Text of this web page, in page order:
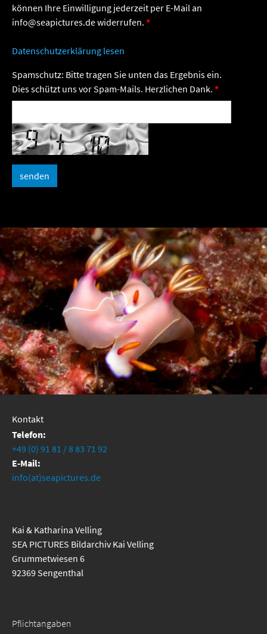
können Ihre Einwilligung jederzeit per E-Mail an
info@seapictures.de widerrufen.
Datenschutzerklärung lesen
Spamschutz: Bitte tragen Sie unten das Ergebnis ein.
Dies schützt uns vor Spam-Mails. Herzlichen Dank.
Kontakt
Telefon:
+49 (0) 91 81 / 8 83 71 92
E-Mail:
info(at)seapictures.de
Kai & Katharina Velling
SEA PICTURES Bildarchiv Kai Velling
Grummetwiesen 6
92369 Sengenthal
Pflichtangaben